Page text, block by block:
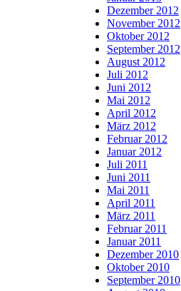
Dezember 2012
November 2012
Oktober 2012
September 2012
August 2012
Juli 2012
Juni 2012
Mai 2012
April 2012
März 2012
Februar 2012
Januar 2012
Juli 2011
Juni 2011
Mai 2011
April 2011
März 2011
Februar 2011
Januar 2011
Dezember 2010
Oktober 2010
September 2010